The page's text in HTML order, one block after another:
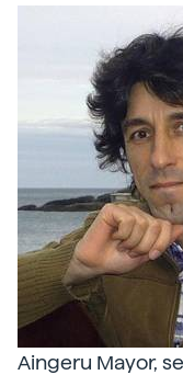
Aingeru Mayor,